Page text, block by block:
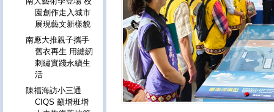
園創作走入城市
展現藝文新樣貌
南應大推親子攜手
舊衣再生 用縫紉
刺繡實踐永續生
活
陳福海訪小三通
CIQS 籲增班增